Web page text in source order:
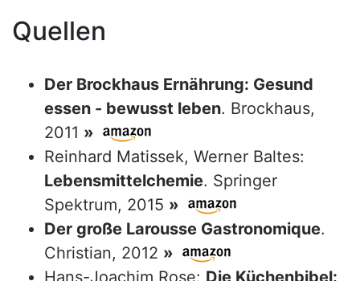
Quellen
Der Brockhaus Ernährung: Gesund
essen - bewusst leben. Brockhaus,
2011 »
Reinhard Matissek, Werner Baltes:
Lebensmittelchemie. Springer
Spektrum, 2015 »
Der große Larousse Gastronomique.
Christian, 2012 »
Hans-Joachim Rose: Die Küchenbibel: